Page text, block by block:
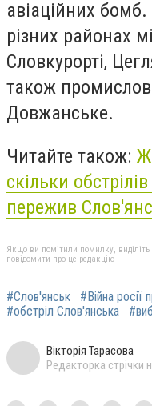
авіаційних
різних районах
Словкурорті,
також
Довжанське.
Читайте також:
скільки
пережив
Якщо ви помітили помилку, виділіть
повідомити про це редакцію
#Слов'янськ #Війна росії
#обстріл Слов'янська
Вікторія Тарасова
Редакторка стрічки